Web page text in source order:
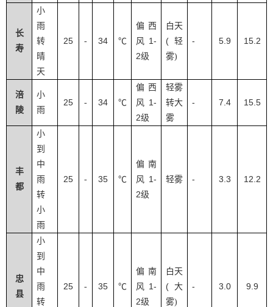
长
寿
小
雨
转
晴
天
25 - 34 ℃
偏西
风 1-
2级
白天
( 轻
雾)
- 5.9 15.2
涪
陵
小
雨
25 - 34 ℃
偏西
风 1-
2级
轻雾
转大
雾
- 7.4 15.5
丰
都
小
到
中
雨
转
小
雨
25 - 35 ℃
偏南
风 1-
2级
轻雾 - 3.3 12.2
忠
县
小
到
中
雨
转
25 - 35 ℃
偏南
风 1-
2级
白天
( 大
雾)
- 3.0 9.9